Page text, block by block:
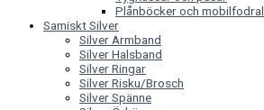
Plånböcker och mobilfodral
Samiskt Silver
Silver Armband
Silver Halsband
Silver Ringar
Silver Risku/Brosch
Silver Spänne